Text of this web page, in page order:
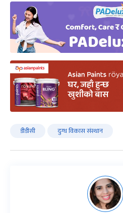
डीडीसी दुग्ध विकास संस्थान